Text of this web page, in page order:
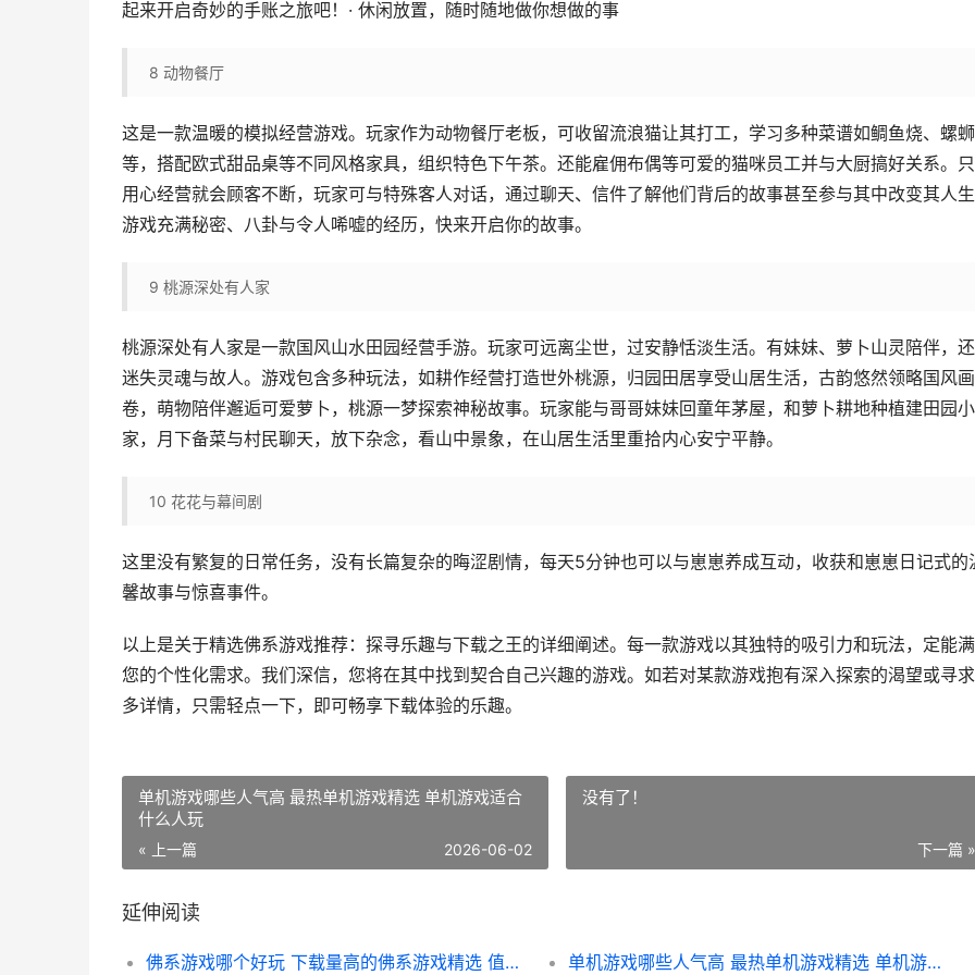
起来开启奇妙的手账之旅吧！· 休闲放置，随时随地做你想做的事
8 动物餐厅
这是一款温暖的模拟经营游戏。玩家作为动物餐厅老板，可收留流浪猫让其打工，学习多种菜谱如鲷鱼烧、螺
等，搭配欧式甜品桌等不同风格家具，组织特色下午茶。还能雇佣布偶等可爱的猫咪员工并与大厨搞好关系。
用心经营就会顾客不断，玩家可与特殊客人对话，通过聊天、信件了解他们背后的故事甚至参与其中改变其人生
游戏充满秘密、八卦与令人唏嘘的经历，快来开启你的故事。
9 桃源深处有人家
桃源深处有人家是一款国风山水田园经营手游。玩家可远离尘世，过安静恬淡生活。有妹妹、萝卜山灵陪伴，
迷失灵魂与故人。游戏包含多种玩法，如耕作经营打造世外桃源，归园田居享受山居生活，古韵悠然领略国风画
卷，萌物陪伴邂逅可爱萝卜，桃源一梦探索神秘故事。玩家能与哥哥妹妹回童年茅屋，和萝卜耕地种植建田园小
家，月下备菜与村民聊天，放下杂念，看山中景象，在山居生活里重拾内心安宁平静。
10 花花与幕间剧
这里没有繁复的日常任务，没有长篇复杂的晦涩剧情，每天5分钟也可以与崽崽养成互动，收获和崽崽日记式的
馨故事与惊喜事件。
以上是关于精选佛系游戏推荐：探寻乐趣与下载之王的详细阐述。每一款游戏以其独特的吸引力和玩法，定能
您的个性化需求。我们深信，您将在其中找到契合自己兴趣的游戏。如若对某款游戏抱有深入探索的渴望或寻
多详情，只需轻点一下，即可畅享下载体验的乐趣。
单机游戏哪些人气高 最热单机游戏精选 单机游戏适合
什么人玩
« 上一篇 2026-06-02
没有了！
下一篇 »
延伸阅读
佛系游戏哪个好玩 下载量高的佛系游戏精选 值得长期玩的佛系游戏 单机游戏哪些人气高 最热单机游戏精选 单机游戏适合什么人玩